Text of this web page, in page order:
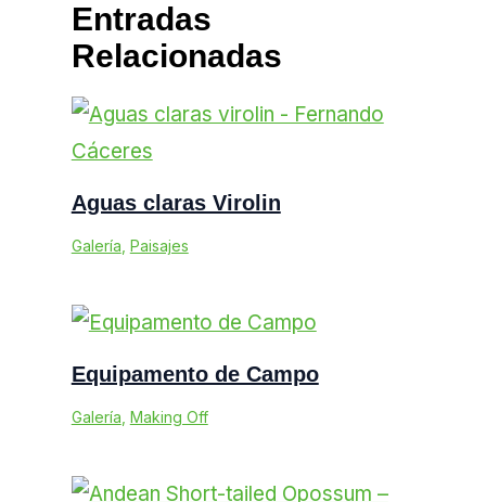
Entradas
Relacionadas
Aguas claras Virolin
Galería Paisajes
Equipamento de Campo
Galería Making Off